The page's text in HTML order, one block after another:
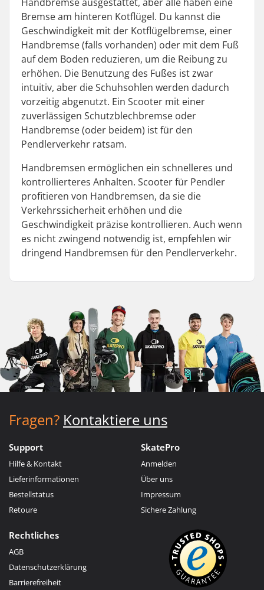
Bremse am hinteren Kotflügel. Du kannst die
Geschwindigkeit mit der Kotflügelbremse, einer
Handbremse (falls vorhanden) oder mit dem Fuß
auf dem Boden reduzieren, um die Reibung zu
erhöhen. Die Benutzung des Fußes ist zwar
intuitiv, aber die Schuhsohlen werden dadurch
vorzeitig abgenutzt. Ein Scooter mit einer
zuverlässigen Schutzblechbremse oder
Handbremse (oder beidem) ist für den
Pendlerverkehr ratsam.
Handbremsen ermöglichen ein schnelleres und
kontrollierteres Anhalten. Scooter für Pendler
profitieren von Handbremsen, da sie die
Verkehrssicherheit erhöhen und die
Geschwindigkeit präzise kontrollieren. Auch wenn
es nicht zwingend notwendig ist, empfehlen wir
dringend Handbremsen für den Pendlerverkehr.
Fragen? Kontaktiere uns
Support
Hilfe & Kontakt
Lieferinformationen
Bestellstatus
Retoure
SkatePro
Anmelden
Über uns
Impressum
Sichere Zahlung
Rechtliches
AGB
Datenschutzerklärung
Barrierefreiheit